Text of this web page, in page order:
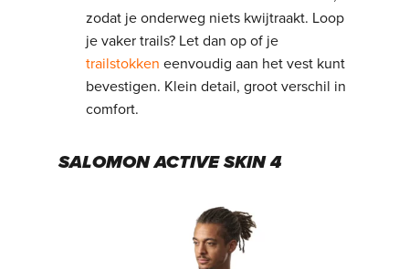
zodat je onderweg niets kwijtraakt. Loop
je vaker trails? Let dan op of je
trailstokken eenvoudig aan het vest kunt
bevestigen. Klein detail, groot verschil in
comfort.
SALOMON ACTIVE SKIN 4